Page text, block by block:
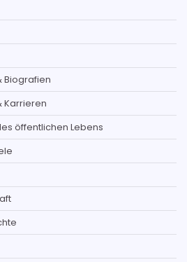
Biografien
Karrieren
öffentlichen Lebens